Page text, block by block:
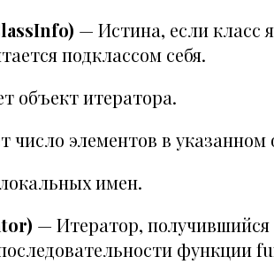
— Истина, если класс
подклассом себя.
объект итератора.
число элементов в указанном
имен.
— Итератор,
функции